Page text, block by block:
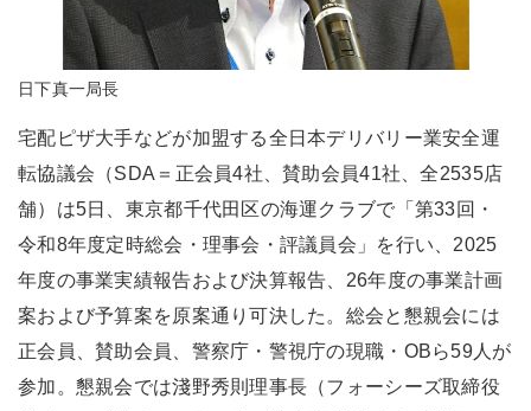
日下真一局長
宅配ピザ大手などが加盟する全日本デリバリー業安全運
転協議会（SDA＝正会員4社、賛助会員41社、全2535店
舗）は5日、東京都千代田区の海運クラブで「第33回・
令和8年度定時総会・理事会・評議員会」を行い、2025
年度の事業実績報告および決算報告、26年度の事業計画
案および予算案を原案通り可決した。総会と懇親会には
正会員、賛助会員、警察庁・警視庁の現職・OBら59人が
参加。懇親会では淺野秀則理事長（フォーシーズ取締役